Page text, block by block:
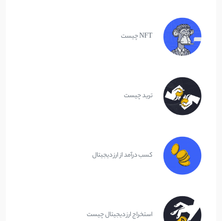
NFT چیست
ترید چیست
کسب درآمد از ارز دیجیتال
استخراج ارز دیجیتال چیست